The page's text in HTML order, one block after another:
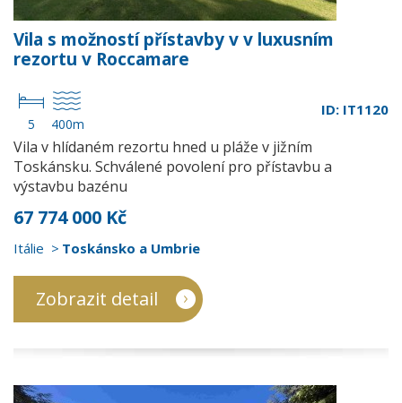
Vila s možností přístavby v v luxusním
rezortu v Roccamare
5 400m
ID: IT1120
Vila v hlídaném rezortu hned u pláže v jižním
Toskánsku. Schválené povolení pro přístavbu a
výstavbu bazénu
67 774 000 Kč
Itálie Toskánsko a Umbrie
Zobrazit detail